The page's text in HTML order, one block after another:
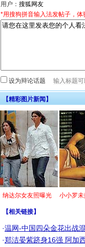
用户：
*用搜狗拼音输入法发帖子，
设为辩论话题
【精彩图片新闻】
纳达尔女友照曝光 小小罗
【相关链接】
·温网-中国四朵金花出战
·郑洁晏紫跻身16强 阿加